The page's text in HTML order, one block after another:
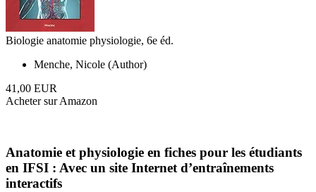
Biologie anatomie physiologie, 6e éd.
Menche, Nicole (Author)
41,00 EUR
Acheter sur Amazon
Anatomie et physiologie en fiches pour les étudiants
en IFSI : Avec un site Internet d’entraînements
interactifs